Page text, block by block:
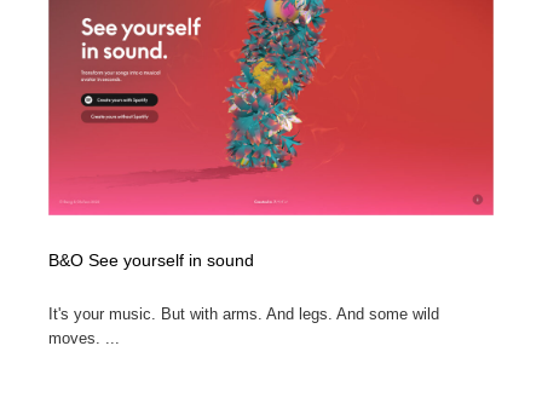
B&O See yourself in sound
It's your music. But with arms. And legs. And some wild
moves. ...